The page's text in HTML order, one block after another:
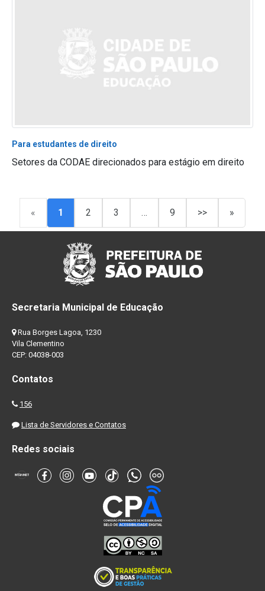
Para estudantes de direito
Setores da CODAE direcionados para estágio em direito
« 1 2 3 … 9 >> »
Secretaria Municipal de Educação
Rua Borges Lagoa, 1230
Vila Clementino
CEP: 04038-003
Contatos
156
Lista de Servidores e Contatos
Redes sociais